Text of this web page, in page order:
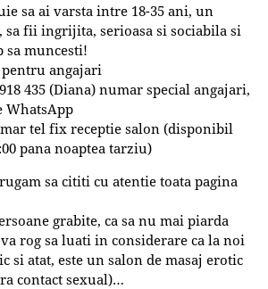
sa ai varsta intre 18-35 ani, un
sa fii ingrijita, serioasa si sociabila si
sa muncesti!
angajari
435 (Diana) numar special angajari,
WhatsApp
tel fix receptie salon (disponibil
pana noaptea tarziu)
sa cititi cu atentie toata pagina
grabite, ca sa nu mai piarda
rog sa luati in considerare ca la noi
si atat, este un salon de masaj erotic
contact sexual)…